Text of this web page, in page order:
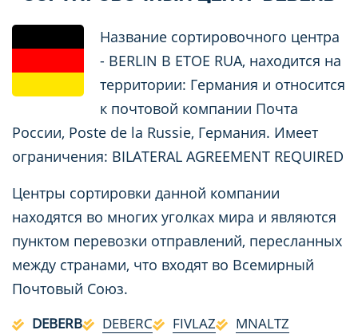
Название сортировочного центра
- BERLIN B ETOE RUA, находится на
территории: Германия и относится
к почтовой компании Почта
России, Poste de la Russie, Германия. Имеет
ограничения: BILATERAL AGREEMENT REQUIRED
Центры сортировки данной компании
находятся во многих уголках мира и являются
пунктом перевозки отправлений, пересланных
между странами, что входят во Всемирный
Почтовый Союз.
DEBERB DEBERC FIVLAZ
MNALTZ